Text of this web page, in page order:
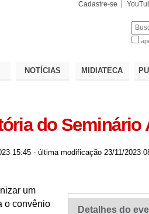
Cadastre-se
NOTÍCIAS MIDIATECA
do Seminário
15:45 - última modificação23/11/2023
Detalhes do
um
o convênio